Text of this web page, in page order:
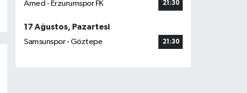
Amed - Erzurumspor FK 21:30
17 Ağustos, Pazartesi
Samsunspor - Göztepe
21:30